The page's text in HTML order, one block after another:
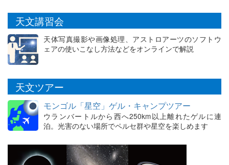
天文講習会
天体写真撮影や画像処理、アストロアーツのソフトウ
ェアの使いこなし方法などをオンラインで解説
天文ツアー
モンゴル「星空」ゲル・キャンプツアー
ウランバートルから西へ250km以上離れたゲルに連
泊。光害のない場所でペルセ群や星空を楽しめます